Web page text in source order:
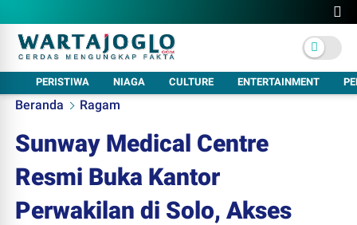
PERISTIWA NIAGA CULTURE ENTERTAINMENT
Beranda Ragam
Sunway Medical Centre
Resmi Buka Kantor
Perwakilan di Solo, Akses